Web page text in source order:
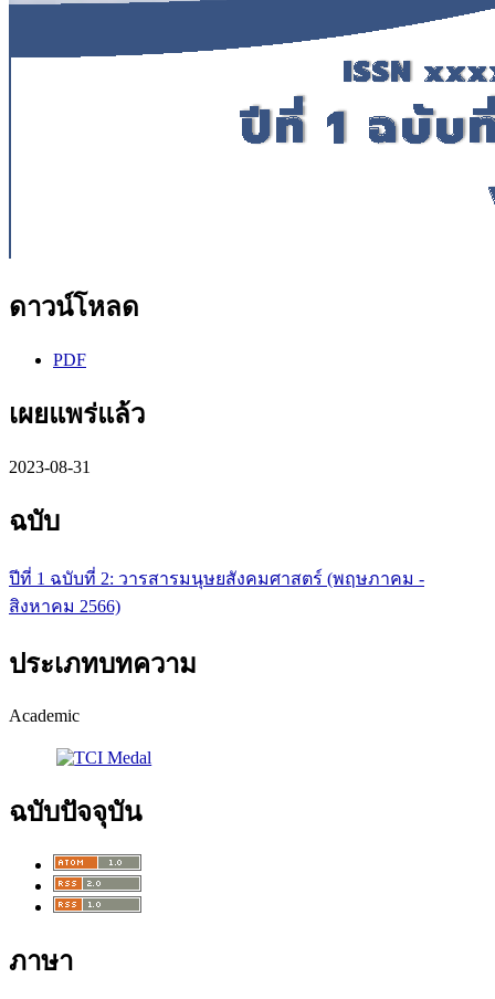
ดาวน์โหลด
PDF
เผยแพร่แล้ว
2023-08-31
ฉบับ
ปีที่ 1 ฉบับที่ 2: วารสารมนุษยสังคมศาสตร์ (พฤษภาคม -
สิงหาคม 2566)
ประเภทบทความ
Academic
ฉบับปัจจุบัน
ภาษา